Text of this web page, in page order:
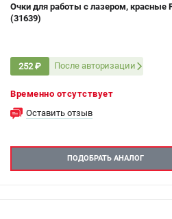
Очки для работы с лазером, красные
(31639)
252 ₽ После авторизации
Временно отсутствует
Оставить отзыв
ПОДОБРАТЬ АНАЛОГ